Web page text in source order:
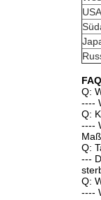
FAQ
Q:
----
Q:
----
Q:
---
Q:
----